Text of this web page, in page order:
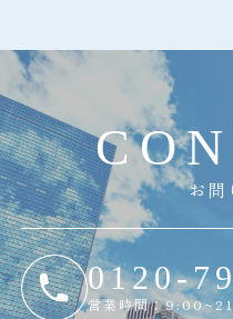
CON
お問
0120-
営業時間：